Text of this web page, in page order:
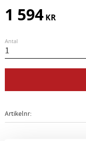
1 594 KR
Antal
Artikelnr